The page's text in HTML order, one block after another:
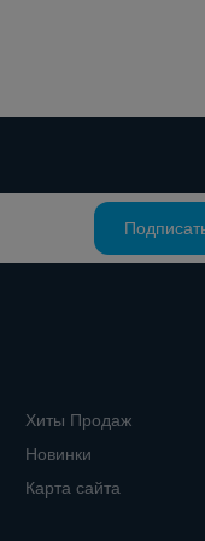
Хиты Продаж
Новинки
Карта сайта